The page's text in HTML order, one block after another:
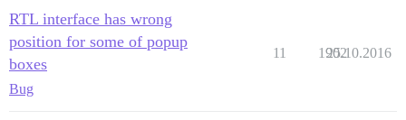
RTL interface has wrong
position for some of popup
boxes
Bug
11 1902
25.10.2016